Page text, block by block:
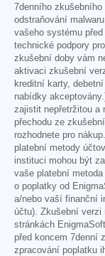
7denního
odstraňování
vašeho systému
technické podpory
zkušební doby vám
aktivaci zkušební
kreditní karty,
nabídky
zajistit nepřetržitou a
přechodu ze
rozhodnete pro
platební metody
instituci mohou být
vaše platební
o poplatky od
a/nebo vaší finanční
účtu). Zkušební
stránkách
před koncem 7denní
zpracování poplatku